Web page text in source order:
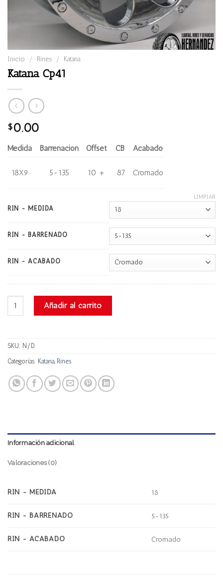
Inicio / Rines / Katana
Katana Cp41
$0.00
Medida Barrenación Offset CB Acabado
18X9 5-135 10 + 87 Cromado
RIN - MEDIDA
RIN - BARRENADO
RIN - ACABADO
LIMPIAR
Katana Cp41 cantidad
Añadir al carrito
SKU: N/D
Categorías: Katana, Rines
Información adicional
Valoraciones (0)
RIN - MEDIDA 18
RIN - BARRENADO 5-135
RIN - ACABADO Cromado